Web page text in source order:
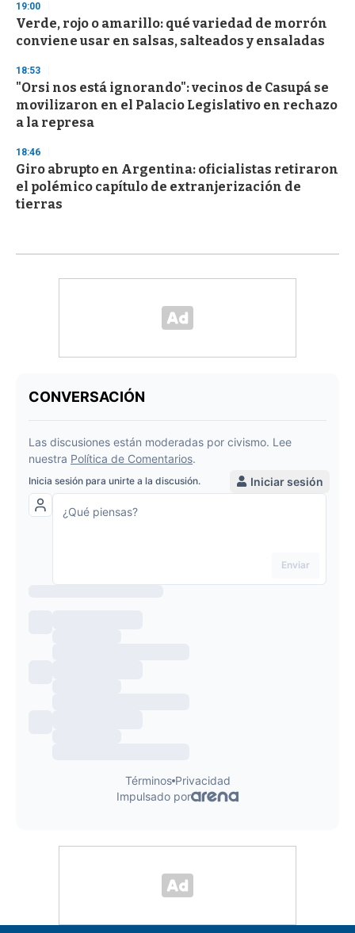
19:00
Verde, rojo o amarillo: qué variedad de morrón
conviene usar en salsas, salteados y ensaladas
18:53
"Orsi nos está ignorando": vecinos de Casupá se
movilizaron en el Palacio Legislativo en rechazo
a la represa
18:46
Giro abrupto en Argentina: oficialistas retiraron
el polémico capítulo de extranjerización de
tierras